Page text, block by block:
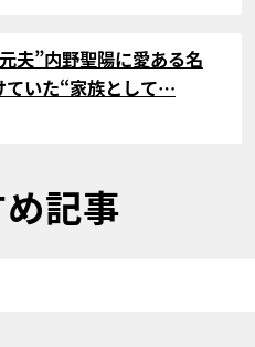
夫”内野聖陽に愛ある名
ていた“家族として…
記事